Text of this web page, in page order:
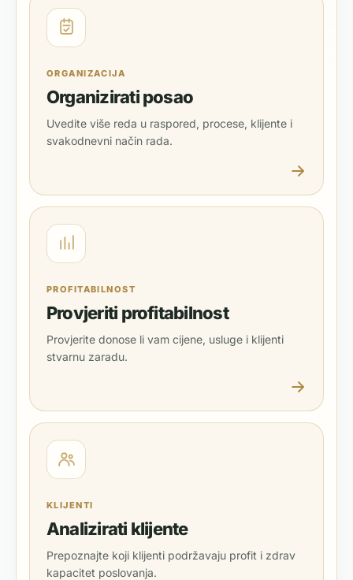
ORGANIZACIJA
Organizirati posao
Uvedite više reda u raspored, procese, klijente i
svakodnevni način rada.
PROFITABILNOST
Provjeriti profitabilnost
Provjerite donose li vam cijene, usluge i klijenti
stvarnu zaradu.
KLIJENTI
Analizirati klijente
Prepoznajte koji klijenti podržavaju profit i zdrav
kapacitet poslovanja.